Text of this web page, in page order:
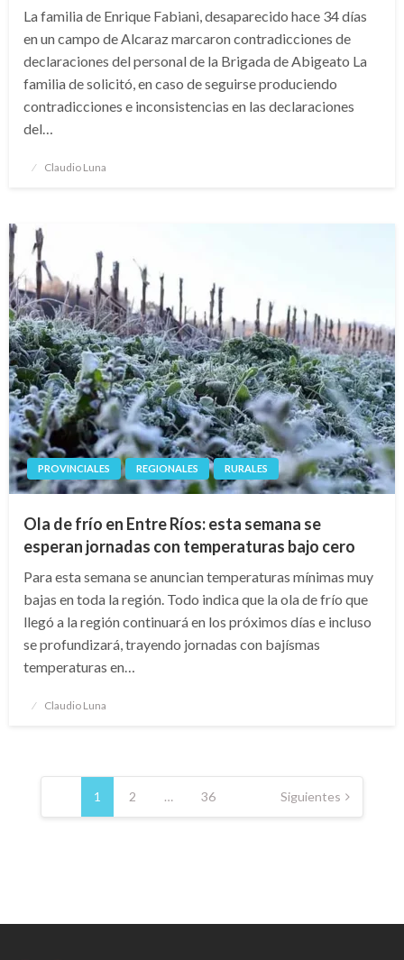
La familia de Enrique Fabiani, desaparecido hace 34 días
en un campo de Alcaraz marcaron contradicciones de
declaraciones del personal de la Brigada de Abigeato La
familia de solicitó, en caso de seguirse produciendo
contradicciones e inconsistencias en las declaraciones
del…
Publicado
Claudio Luna
PROVINCIALES REGIONALES RURALES
Ola de frío en Entre Ríos: esta semana se
esperan jornadas con temperaturas bajo cero
Para esta semana se anuncian temperaturas mínimas muy
bajas en toda la región. Todo indica que la ola de frío que
llegó a la región continuará en los próximos días e incluso
se profundizará, trayendo jornadas con bajísmas
temperaturas en…
Publicado
Claudio Luna
Navegación
entradas
1 2 … 36 Siguientes